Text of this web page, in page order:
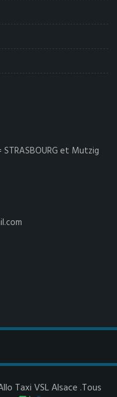
et Mutzig
Taxi VSL Alsace .Tous